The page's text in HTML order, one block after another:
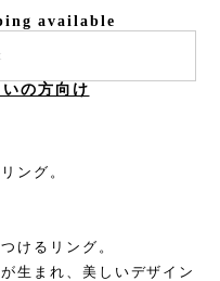
available
の方向け
ング。
けるリング。
生まれ、美しいデザイン